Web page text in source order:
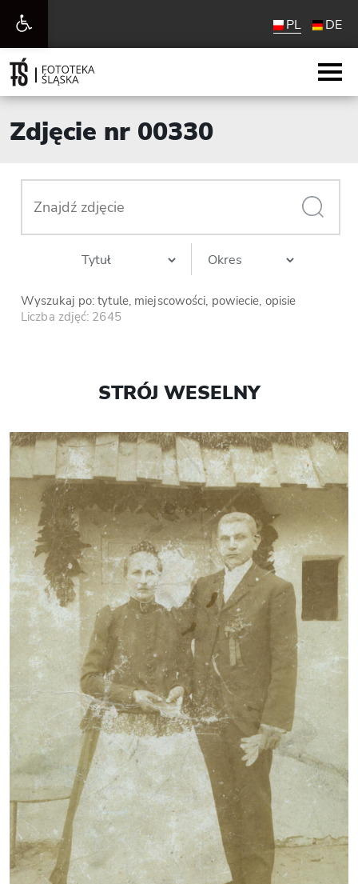
Otwórz
pasek
narzędzi
PL DE
Zdjęcie nr 00330
Wyszukaj po: tytule, miejscowości, powiecie, opisie
Liczba zdjęć: 2645
STRÓJ WESELNY